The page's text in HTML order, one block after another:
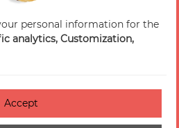
Tourisme — All rights
reserved
Credits
: non-conforme
personal information for the
analytics, Customization,
Accept